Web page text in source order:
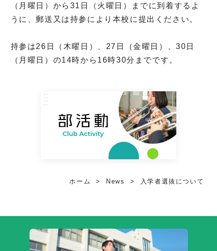
（月曜日）から31日（火曜日）までに到着するよ
うに、郵送又は持参により本校に提出ください。
持参は26日（木曜日）、27日（金曜日）、30日
（月曜日）の14時から16時30分までです。
ホーム > News > 入学者選抜について